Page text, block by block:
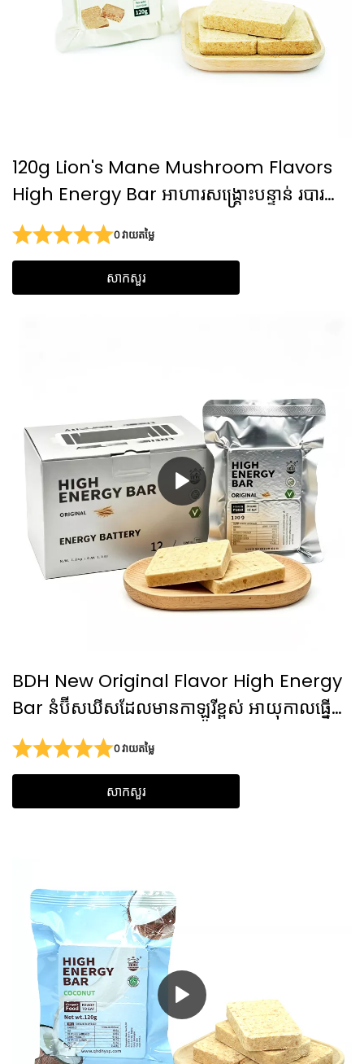
120g Lion's Mane Mushroom Flavors
High Energy Bar អាហារសង្គ្រោះបន្ទាន់ របារ
អាហារសង្គ្រោះបន្ទាន់ 20 ឆ្នាំ
0 វាយតម្លៃ
សាកសួរ
BDH New Original Flavor High Energy
Bar នំប៊ីសឃីសដែលមានកាឡូរីខ្ពស់ អាយុកាលធ្នើ
យូរ
0 វាយតម្លៃ
សាកសួរ